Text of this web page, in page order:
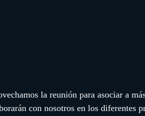
la reunión para asociar a
con nosotros en los diferentes